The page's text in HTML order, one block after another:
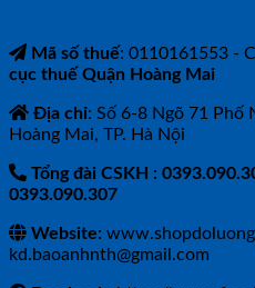
Mã số thuế: 0110161553 -
cục thuế Quận Hoàng Mai
Địa chỉ: Số 6-8 Ngõ 71 Phố
Hoàng Mai, TP. Hà Nội
Tổng đài CSKH :
0393.090.307
Website:
kd.baoanhnth@gmail.com